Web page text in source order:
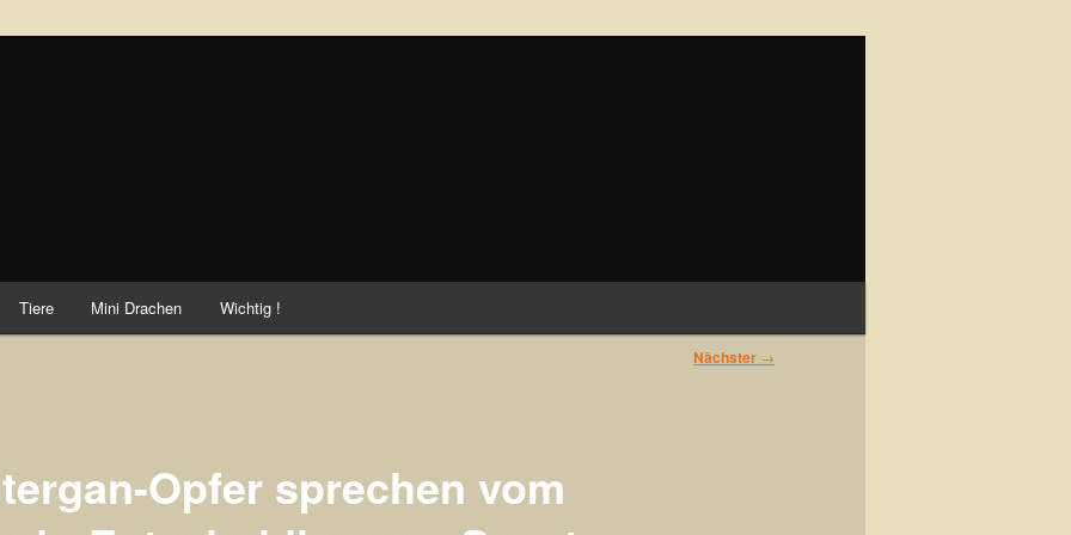
Tiere Mini Drachen Wichtig !
Nächster →
Opfer sprechen vom